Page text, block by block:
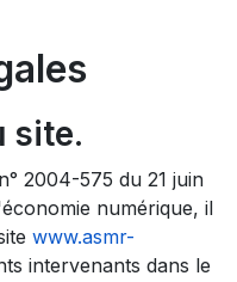
site.
2004-575 du 21 juin
numérique, il
www.asmr-
intervenants dans le